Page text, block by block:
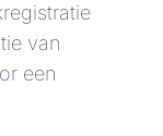
van
een